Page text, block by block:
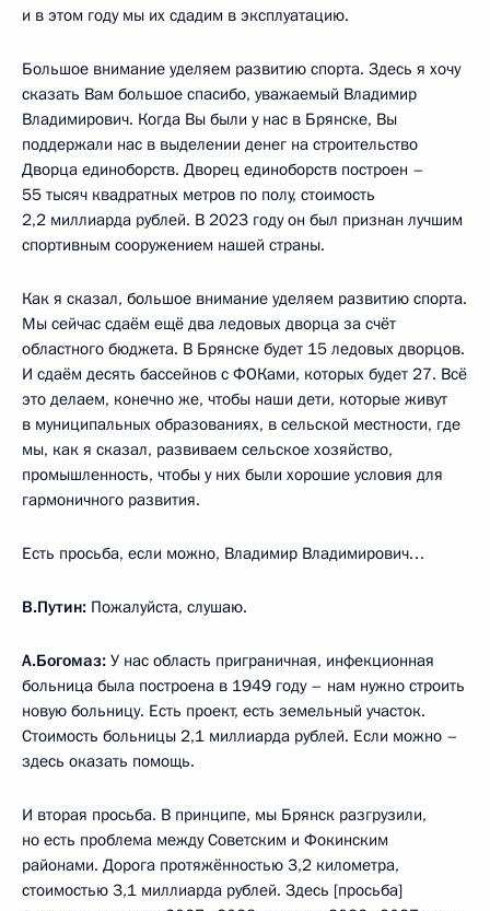
и в этом году мы их сдадим в эксплуатацию.
Большое внимание уделяем развитию спорта. Здесь я хочу
сказать Вам большое спасибо, уважаемый Владимир
Владимирович. Когда Вы были у нас в Брянске, Вы
поддержали нас в выделении денег на строительство
Дворца единоборств. Дворец единоборств построен –
55 тысяч квадратных метров по полу, стоимость
2,2 миллиарда рублей. В 2023 году он был признан лучшим
спортивным сооружением нашей страны.
Как я сказал, большое внимание уделяем развитию спорта.
Мы сейчас сдаём ещё два ледовых дворца за счёт
областного бюджета. В Брянске будет 15 ледовых дворцов.
И сдаём десять бассейнов с ФОКами, которых будет 27. Всё
это делаем, конечно же, чтобы наши дети, которые живут
в муниципальных образованиях, в сельской местности, где
мы, как я сказал, развиваем сельское хозяйство,
промышленность, чтобы у них были хорошие условия для
гармоничного развития.
Есть просьба, если можно, Владимир Владимирович…
В.Путин: Пожалуйста, слушаю.
А.Богомаз: У нас область приграничная, инфекционная
больница была построена в 1949 году – нам нужно строить
новую больницу. Есть проект, есть земельный участок.
Стоимость больницы 2,1 миллиарда рублей. Если можно –
здесь оказать помощь.
И вторая просьба. В принципе, мы Брянск разгрузили,
но есть проблема между Советским и Фокинским
районами. Дорога протяжённостью 3,2 километра,
стоимостью 3,1 миллиарда рублей. Здесь [просьба]